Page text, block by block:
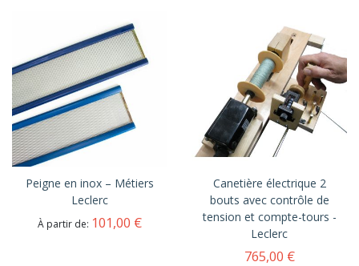
Peigne en inox – Métiers
Leclerc
À partir de 101,00 €
Canetière électrique 2
bouts avec contrôle de
tension et compte-tours -
Leclerc
765,00 €